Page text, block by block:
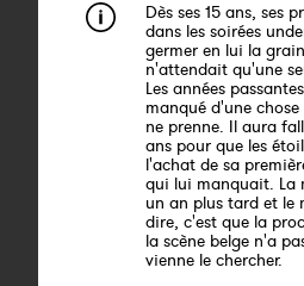
Dès ses 15 ans, ses
dans les soirées
germer en lui la
n'attendait qu'une
Les années
manqué d'une
ne prenne. Il aura
ans pour que les
l'achat de sa
qui lui manquait. La
un an plus tard et le
dire, c'est que la
la scène belge n'a
vienne le chercher.